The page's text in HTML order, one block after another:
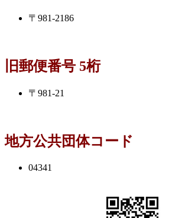
〒981-2186
旧郵便番号 5桁
〒981-21
地方公共団体コード
04341